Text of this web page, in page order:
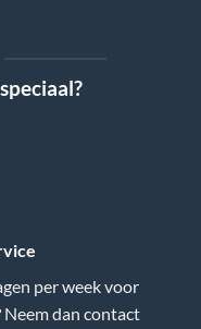
per week voor
Neem dan contact